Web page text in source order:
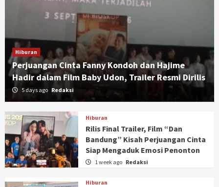
Hiburan
Perjuangan Cinta Fanny Kondoh dan Hajime
Hadir dalam Film Baby Udon, Trailer Resmi Dirilis
5 days ago Redaksi
Hiburan
Rilis Final Trailer, Film “Dan
Bandung” Kisah Perjuangan Cinta
Siap Mengaduk Emosi Penonton
1 week ago Redaksi
Hiburan